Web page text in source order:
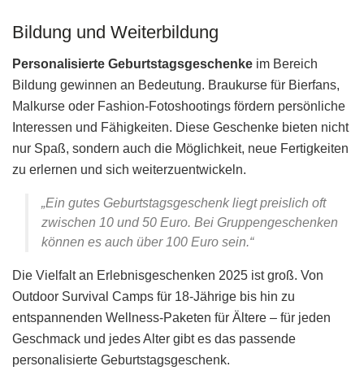
Bildung und Weiterbildung
Personalisierte Geburtstagsgeschenke im Bereich
Bildung gewinnen an Bedeutung. Braukurse für Bierfans,
Malkurse oder Fashion-Fotoshootings fördern persönliche
Interessen und Fähigkeiten. Diese Geschenke bieten nicht
nur Spaß, sondern auch die Möglichkeit, neue Fertigkeiten
zu erlernen und sich weiterzuentwickeln.
„Ein gutes Geburtstagsgeschenk liegt preislich oft
zwischen 10 und 50 Euro. Bei Gruppengeschenken
können es auch über 100 Euro sein.“
Die Vielfalt an Erlebnisgeschenken 2025 ist groß. Von
Outdoor Survival Camps für 18-Jährige bis hin zu
entspannenden Wellness-Paketen für Ältere – für jeden
Geschmack und jedes Alter gibt es das passende
personalisierte Geburtstagsgeschenk.